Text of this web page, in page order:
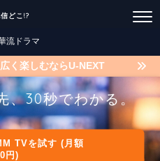
どこ!?
流ドラマ
く楽しむならU-NEXT
、30秒でわかる。
TVを試す (月額
円)